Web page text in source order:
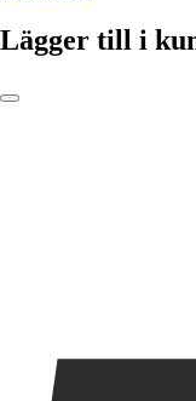
Lägger till i